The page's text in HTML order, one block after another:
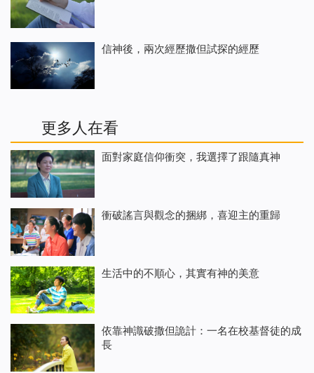
信神後，兩次經歷撒但試探的經歷
更多人在看
面對家庭信仰衝突，我選擇了跟隨真神
衝破謠言與觀念的捆綁，喜迎主的重歸
生活中的不順心，其實有神的美意
依靠神識破撒但詭計：一名在校基督徒的成
長